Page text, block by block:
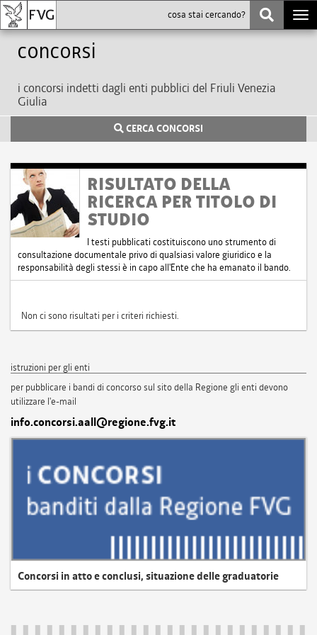
Concorsi
i concorsi indetti dagli enti pubblici del Friuli Venezia
Giulia
CERCA CONCORSI
RISULTATO DELLA
RICERCA PER TITOLO DI
STUDIO
I testi pubblicati costituiscono uno strumento di
consultazione documentale privo di qualsiasi valore giuridico e la
responsabilità degli stessi è in capo all'Ente che ha emanato il bando.
Non ci sono risultati per i criteri richiesti.
istruzioni per gli enti
per pubblicare i bandi di concorso sul sito della Regione gli enti devono
utilizzare l'e-mail
info.concorsi.aall@regione.fvg.it
Concorsi in atto e conclusi, situazione delle graduatorie